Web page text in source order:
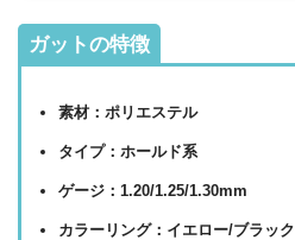
ガットの特徴
素材：ポリエステル
タイプ：ホールド系
ゲージ：1.20/1.25/1.30mm
カラーリング：イエロー/ブラック